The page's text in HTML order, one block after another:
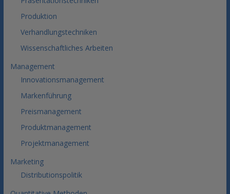
Produktion
Verhandlungstechniken
Wissenschaftliches Arbeiten
Management
Innovationsmanagement
Markenführung
Preismanagement
Produktmanagement
Projektmanagement
Marketing
Distributionspolitik